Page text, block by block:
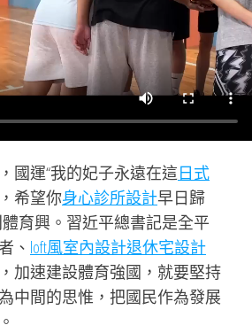
國運“我的妃子永遠在這日式
希望你身心診所設計早日歸
育興。習近平總書記是全平
、 loft風室內設計退休宅設計
加速建設體育強國，就要堅持
中間的思惟，把國民作為發展